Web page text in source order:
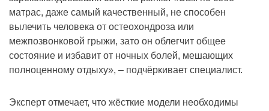
матрас, даже самый качественный, не способен
вылечить человека от остеохондроза или
межпозвонковой грыжи, зато он облегчит общее
состояние и избавит от ночных болей, мешающих
полноценному отдыху», – подчёркивает специалист.
Эксперт отмечает, что жёсткие модели необходимы